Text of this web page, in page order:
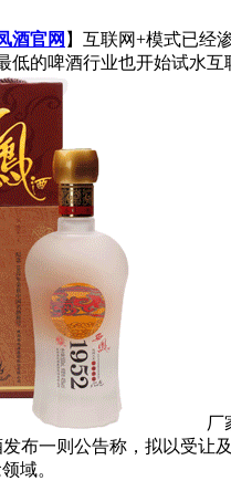
酒官网 】互联网+模式已经
低的啤酒行业也开始试水互
厂家
一则公告称，拟以受让及
域。